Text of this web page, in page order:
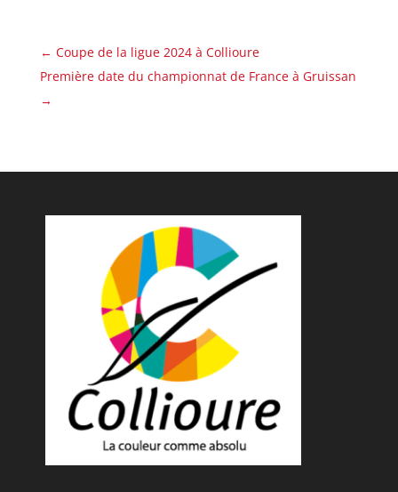
← Coupe de la ligue 2024 à Collioure
Première date du championnat de France à Gruissan
→